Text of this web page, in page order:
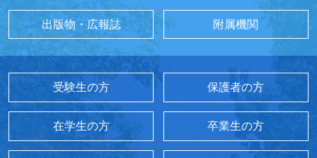
出版物・広報誌 附属機関
受験生の方 保護者の方
在学生の方 卒業生の方